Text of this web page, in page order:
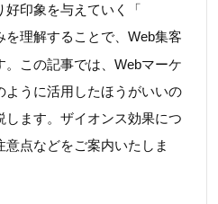
好印象を与えていく「
を理解することで、Web集客
この記事では、Webマーケ
ように活用したほうがいいの
ます。ザイオンス効果につ
点などをご案内いたしま